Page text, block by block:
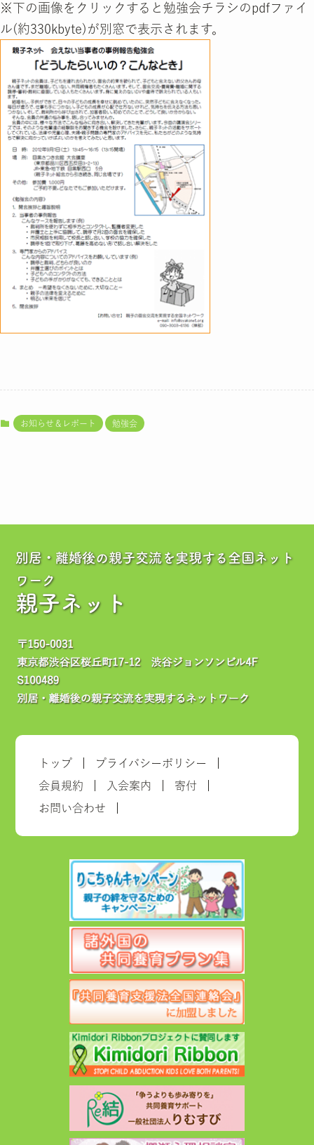
※下の画像をクリックすると勉強会チラシのpdfファイ
ル(約330kbyte)が別窓で表示されます。
お知らせ＆レポート 勉強会
別居・離婚後の親子交流を実現する全国ネット
ワーク
親子ネット
トップ プライバシーポリシー
会員規約 入会案内 寄付
お問い合わせ